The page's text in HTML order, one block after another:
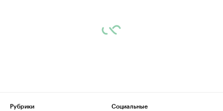
Рубрики
Социальные